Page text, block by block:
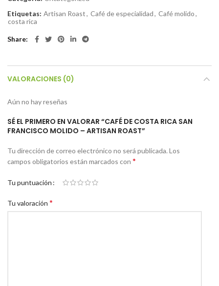
Etiquetas: Artisan Roast, Café de especialidad, Café molido,
costa rica
Share
VALORACIONES (0)
Aún no hay reseñas
SÉ EL PRIMERO EN VALORAR “CAFÉ DE COSTA RICA SAN
FRANCISCO MOLIDO – ARTISAN ROAST”
Tu dirección de correo electrónico no será publicada. Los
campos obligatorios están marcados con *
Tu puntuación
Tu valoración *